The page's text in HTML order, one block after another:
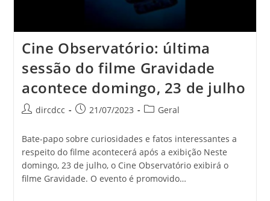
Cine Observatório: última
sessão do filme Gravidade
acontece domingo, 23 de julho
dircdcc 21/07/2023 Geral
Bate-papo sobre curiosidades e fatos interessantes a
respeito do filme acontecerá após a exibição Neste
domingo, 23 de julho, o Cine Observatório exibirá o
filme Gravidade. O evento é promovido…